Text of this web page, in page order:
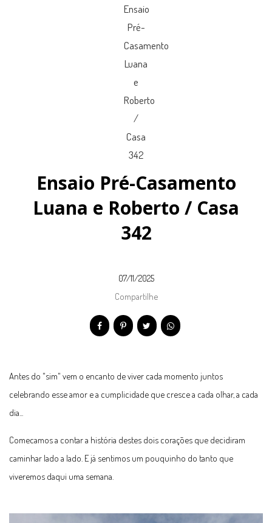
Ensaio Pré-Casamento
Luana e Roberto / Casa
342
07/11/2025
Compartilhe
Antes do "sim" vem o encanto de viver cada momento juntos
celebrando esse amor e a cumplicidade que cresce a cada olhar, a cada
dia...
Comecamos a contar a história destes dois corações que decidiram
caminhar lado a lado. E já sentimos um pouquinho do tanto que
viveremos daqui uma semana.